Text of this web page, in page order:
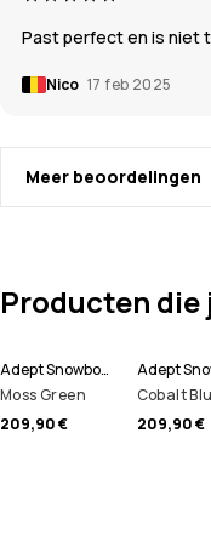
Past perfect en is niet
Nico 17 feb 2025
Meer beoordelingen
Producten
Adept Snowboard jas Heren
Moss Green
209,90 €
Cobalt
209,90 €